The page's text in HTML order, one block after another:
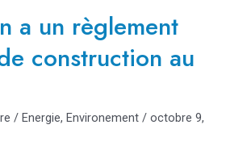
a un règlement
construction au
/ Energie, Environement /octobre 9,